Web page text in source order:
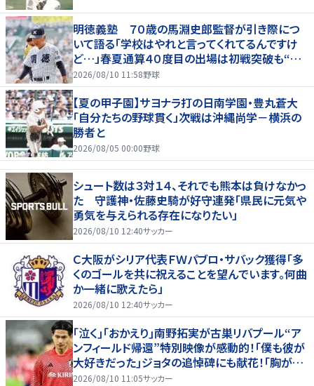
明徳義塾 ７０歳の馬淵史郎監督が引き際につ
いて語る「学校はやれと言ってくれてるんですけ
ど…」春夏通算４０度目の出場は初戦突破も“馬
淵節”炸裂
2026/08/10 11:58野球
【夏の甲子園】サヨナラ打の日南学園・豊丸蒼大
「自分たちの野球貫く」次戦は沖縄尚学－横浜の
勝者と
2026/08/05 00:00野球
シュート数は３対１４、それでも熊本は負けなかっ
た 守護神・佐藤史騎が好守連発「県民に元気や
勇気を与えられる存在になりたい」
2026/08/10 12:40サッカー
Ｃ大阪がシリア代表ＦＷパブロ・サバック獲得「多
くのゴールを共に祝えることを望んでいます。何曲
か一緒に歌えたら」
2026/08/10 12:40サッカー
｢泣く｣｢おかえり｣南野拓実が古巣リバプール“ア
ンフィールド帰還”特別映像が感動的！｢僕も彼が
大好きだった｣ジョタの追悼碑にも献花！｢胸が熱
くなります…｣
2026/08/10 11:05サッカー